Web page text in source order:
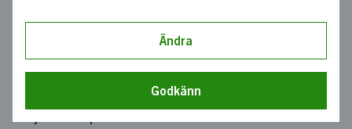
Koordinator
Bidrag från Vinnova
Ändra
Godkänn